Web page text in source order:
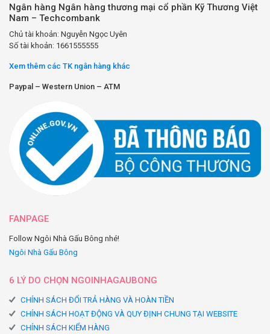
Ngân hàng Ngân hàng thương mại cổ phần Kỹ Thương Việt
Nam – Techcombank
Chủ tài khoản: Nguyễn Ngọc Uyên
Số tài khoản: 1661555555
Xem thêm các TK ngân hàng khác
Paypal – Western Union – ATM
FANPAGE
Follow Ngôi Nhà Gấu Bông nhé!
Ngôi Nhà Gấu Bông
6 LÝ DO CHỌN NGOINHAGAUBONG
CHÍNH SÁCH ĐỔI TRẢ HÀNG VÀ HOÀN TIỀN
CHÍNH SÁCH HOẠT ĐỘNG VÀ QUY ĐỊNH CHUNG TẠI WEBSITE
CHÍNH SÁCH KIỂM HÀNG